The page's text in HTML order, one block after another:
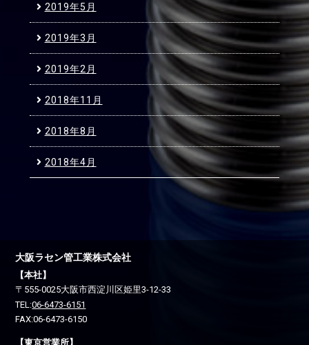
2019年5月
2019年3月
2019年2月
2018年11月
2018年8月
2018年4月
大阪ラセン管工業株式会社
【本社】
〒555-0025大阪市西淀川区姫里3-12-33
TEL:06-6473-6151
FAX:06-6473-6150
【東京営業所】